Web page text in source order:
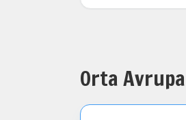
Orta